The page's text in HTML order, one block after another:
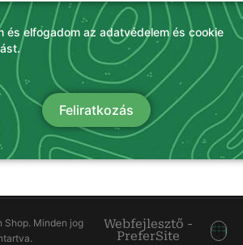
Shop. Minden jog
Webfejlesztő -
PreferSite
és elfogadom az adatvédelem és cookie
Feliratkozás